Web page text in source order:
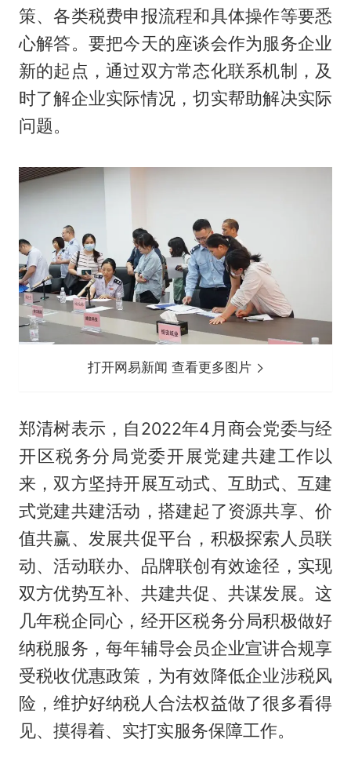
策、各类税费申报流程和具体操作等要悉
心解答。要把今天的座谈会作为服务企业
新的起点，通过双方常态化联系机制，及
时了解企业实际情况，切实帮助解决实际
问题。
打开网易新闻 查看更多图片
郑清树表示，自2022年4月商会党委与经
开区税务分局党委开展党建共建工作以
来，双方坚持开展互动式、互助式、互建
式党建共建活动，搭建起了资源共享、价
值共赢、发展共促平台，积极探索人员联
动、活动联办、品牌联创有效途径，实现
双方优势互补、共建共促、共谋发展。这
几年税企同心，经开区税务分局积极做好
纳税服务，每年辅导会员企业宣讲合规享
受税收优惠政策，为有效降低企业涉税风
险，维护好纳税人合法权益做了很多看得
见、摸得着、实打实服务保障工作。